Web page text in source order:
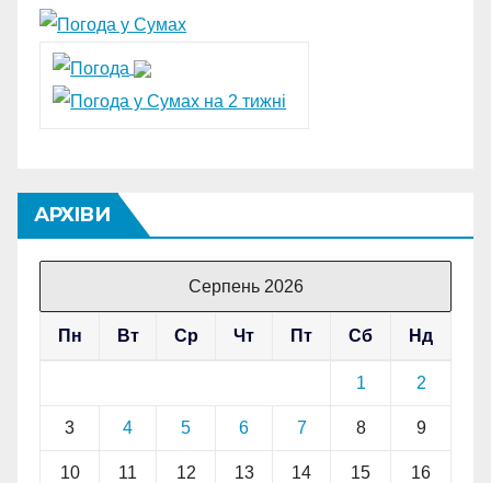
АРХІВИ
Серпень 2026
Пн Вт Ср Чт Пт Сб Нд
1 2
3 4 5 6 7 8 9
10 11 12 13 14 15 16